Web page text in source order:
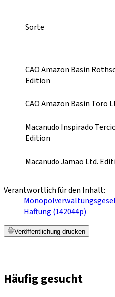
Sorte
CAO Amazon Basin
Edition
CAO Amazon Basin Toro
Macanudo Inspirado
Edition
Macanudo Jamao Ltd.
Verantwortlich für den Inhalt:
Haftung (142044p)
Veröffentlichung drucken
Häufig gesucht